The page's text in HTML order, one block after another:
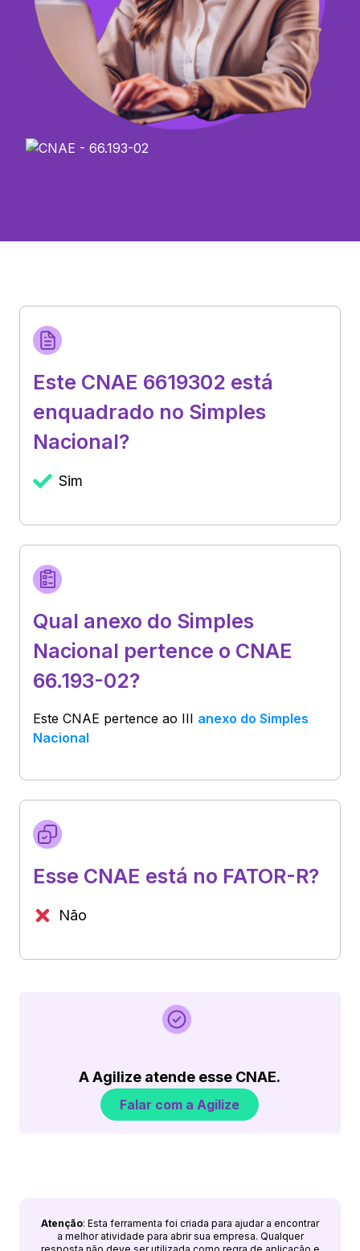
Este CNAE 6619302 está
enquadrado no Simples
Nacional?
Sim
Qual anexo do Simples
Nacional pertence o CNAE
66.193-02?
Este CNAE pertence ao III anexo do Simples
Nacional
Esse CNAE está no FATOR-R?
Não
A Agilize atende esse CNAE.
Falar com a Agilize
Atenção: Esta ferramenta foi criada para ajudar a encontrar
a melhor atividade para abrir sua empresa. Qualquer